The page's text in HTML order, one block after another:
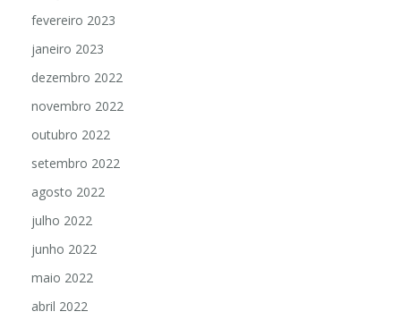
fevereiro 2023
janeiro 2023
dezembro 2022
novembro 2022
outubro 2022
setembro 2022
agosto 2022
julho 2022
junho 2022
maio 2022
abril 2022